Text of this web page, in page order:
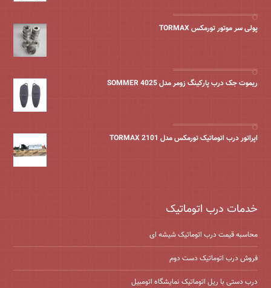
پولی سر موتور تورمکس TORMAX
ریموت جک درب پارکینگ زومر مدل SOMMER 4025
اپراتور درب اتوماتیک تورمکس مدل TORMAX 2101
خدمات درب اتوماتیک
محاسبه قیمت درب اتوماتیک شیشه ‌ای
فروش درب اتوماتیک دست دوم
درب دستی با ریل اتوماتیک نمایشگاه اتومبیل